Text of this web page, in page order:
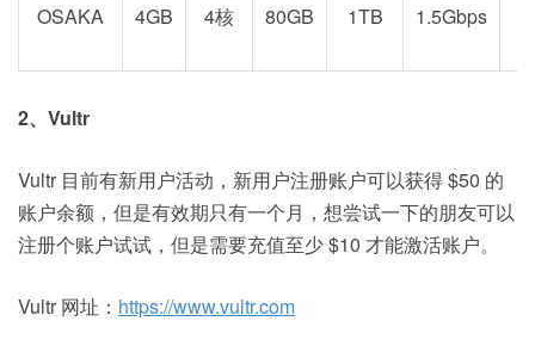
OSAKA
4GB 4核 80GB 1TB 1.5Gbps
2、Vultr
Vultr 目前有新用户活动，新用户注册账户可以获得 $50 的
账户余额，但是有效期只有一个月，想尝试一下的朋友可以
注册个账户试试，但是需要充值至少 $10 才能激活账户。
Vultr 网址： https://www.vultr.com